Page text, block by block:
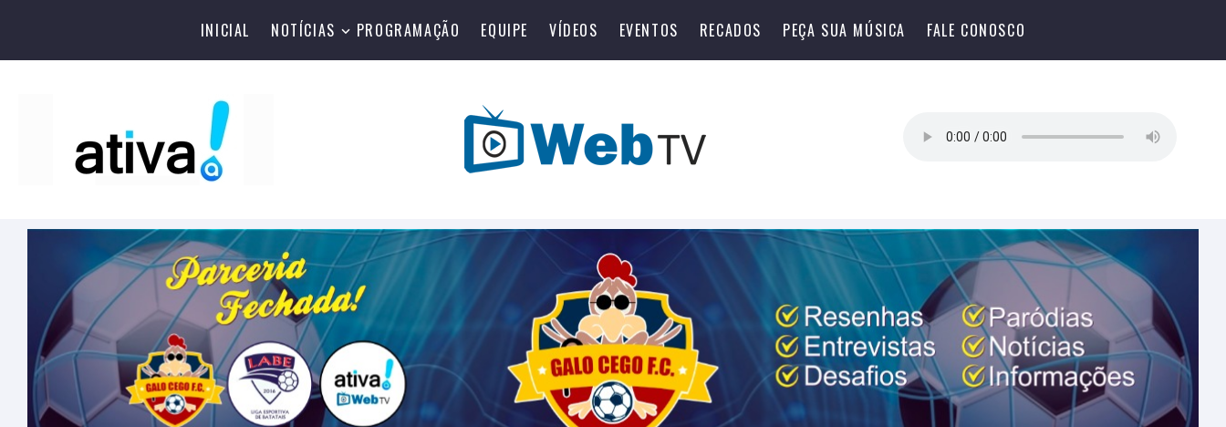
INICIAL NOTÍCIAS PROGRAMAÇÃO EQUIPE VÍDEOS EVENTOS RECADOS PEÇA SUA MÚSICA FALE CONOSCO